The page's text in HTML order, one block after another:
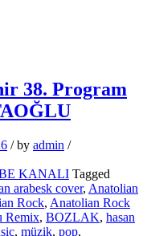
38. Program
/by admin /
KANALI Tagged
arabesk cover, Anatolian
Rock, Anatolian Rock
Remix, BOZLAK, hasan
, müzik, pop,